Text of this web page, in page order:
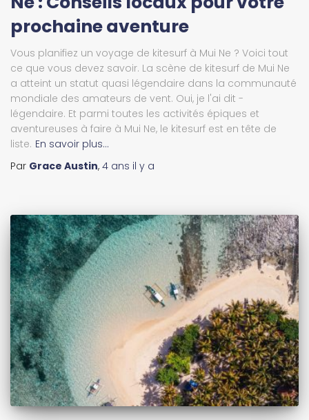
prochaine aventure
Vous planifiez un voyage de kitesurf à Mui Ne ? Voici tout
ce que vous devez savoir. La scène de kitesurf de Mui Ne
a atteint un statut quasi légendaire dans la communauté
mondiale des amateurs de vent. Oui, je l'ai dit -
légendaire. Et parmi toutes les activités épiques et
aventureuses à faire à Mui Ne, le kitesurf est en tête de
liste. En savoir plus…
Par Grace Austin, 4 ans il y a